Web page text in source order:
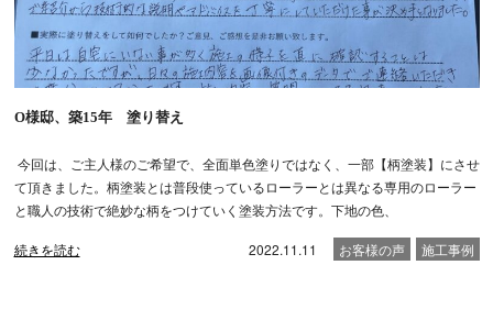
O様邸、築15年 塗り替え
今回は、ご主人様のご希望で、全面単色塗りではなく、一部【柄塗装】にさせ
て頂きました。柄塗装とは普段使っているローラーとは異なる専用のローラー
と職人の技術で絶妙な柄をつけていく塗装方法です。下地の色、
続きを読む 2022.11.11 お客様の声 施工事例